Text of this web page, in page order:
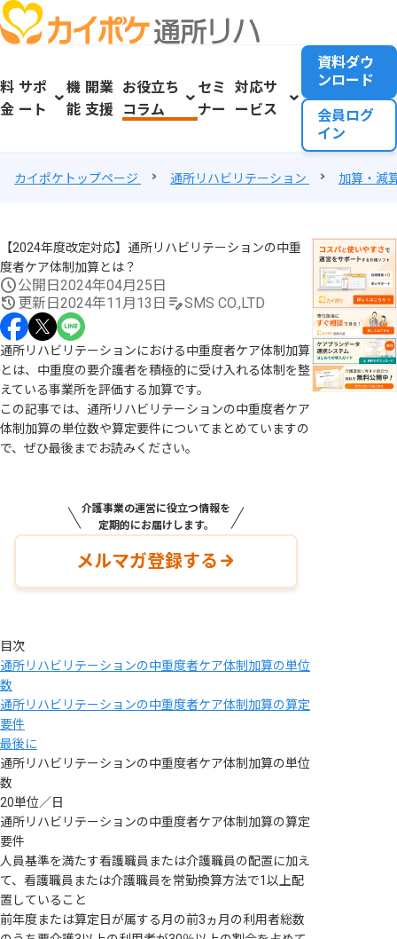
料
金
サポ
ート
機
能
開業
支援
お役立ち
コラム
セミ
ナー
対応サ
ービス
資料ダウ
ンロード
会員ログ
イン
カイポケトップページ 通所リハビリテーション 加算・減
【2024年度改定対応】通所リハビリテーションの中重
度者ケア体制加算とは？
公開日2024年04月25日
更新日2024年11月13日 SMS CO.,LTD
通所リハビリテーションにおける中重度者ケア体制加算
とは、中重度の要介護者を積極的に受け入れる体制を整
えている事業所を評価する加算です。
この記事では、通所リハビリテーションの中重度者ケア
体制加算の単位数や算定要件についてまとめていますの
で、ぜひ最後までお読みください。
介護事業の運営に役立つ情報を
定期的にお届けします。
メルマガ登録する
目次
通所リハビリテーションの中重度者ケア体制加算の単位
数
通所リハビリテーションの中重度者ケア体制加算の算定
要件
最後に
通所リハビリテーションの中重度者ケア体制加算の単位
数
20単位／日
通所リハビリテーションの中重度者ケア体制加算の算定
要件
人員基準を満たす看護職員または介護職員の配置に加え
て、看護職員または介護職員を常勤換算方法で1以上配
置していること
前年度または算定日が属する月の前3ヵ月の利用者総数